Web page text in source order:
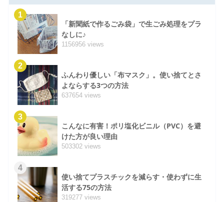
1
「新聞紙で作るごみ袋」で生ごみ処理をプラ
なしに♪
1156956 views
2
ふんわり優しい「布マスク」。使い捨てとさ
よならする3つの方法
637654 views
3
こんなに有害！ポリ塩化ビニル（PVC）を避
けた方が良い理由
503302 views
4
使い捨てプラスチックを減らす・使わずに生
活する75の方法
319277 views